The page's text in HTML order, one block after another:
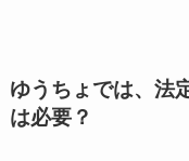
ゆうちょでは、法
は必要？